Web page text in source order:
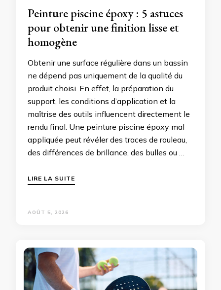
Peinture piscine époxy : 5 astuces
pour obtenir une finition lisse et
homogène
Obtenir une surface régulière dans un bassin
ne dépend pas uniquement de la qualité du
produit choisi. En effet, la préparation du
support, les conditions d’application et la
maîtrise des outils influencent directement le
rendu final. Une peinture piscine époxy mal
appliquée peut révéler des traces de rouleau,
des différences de brillance, des bulles ou …
LIRE LA SUITE
AOÛT 5, 2026